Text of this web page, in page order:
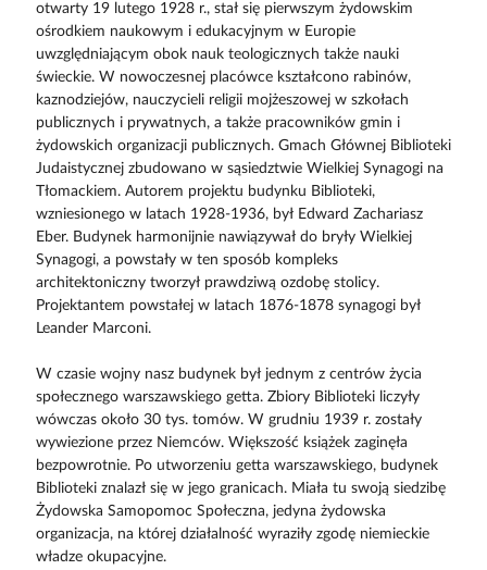
otwarty 19 lutego 1928 r., stał się pierwszym żydowskim
ośrodkiem naukowym i edukacyjnym w Europie
uwzględniającym obok nauk teologicznych także nauki
świeckie. W nowoczesnej placówce kształcono rabinów,
kaznodziejów, nauczycieli religii mojżeszowej w szkołach
publicznych i prywatnych, a także pracowników gmin i
żydowskich organizacji publicznych. Gmach Głównej Biblioteki
Judaistycznej zbudowano w sąsiedztwie Wielkiej Synagogi na
Tłomackiem. Autorem projektu budynku Biblioteki,
wzniesionego w latach 1928-1936, był Edward Zachariasz
Eber. Budynek harmonijnie nawiązywał do bryły Wielkiej
Synagogi, a powstały w ten sposób kompleks
architektoniczny tworzył prawdziwą ozdobę stolicy.
Projektantem powstałej w latach 1876-1878 synagogi był
Leander Marconi.
W czasie wojny nasz budynek był jednym z centrów życia
społecznego warszawskiego getta. Zbiory Biblioteki liczyły
wówczas około 30 tys. tomów. W grudniu 1939 r. zostały
wywiezione przez Niemców. Większość książek zaginęła
bezpowrotnie. Po utworzeniu getta warszawskiego, budynek
Biblioteki znalazł się w jego granicach. Miała tu swoją siedzibę
Żydowska Samopomoc Społeczna, jedyna żydowska
organizacja, na której działalność wyraziły zgodę niemieckie
władze okupacyjne.